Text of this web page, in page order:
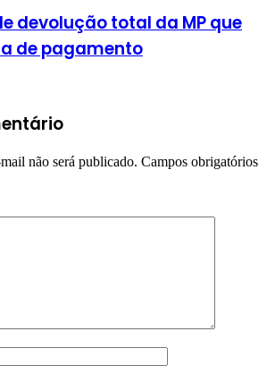
devolução total da MP que
de pagamento
não será publicado. Campos obrigatórios